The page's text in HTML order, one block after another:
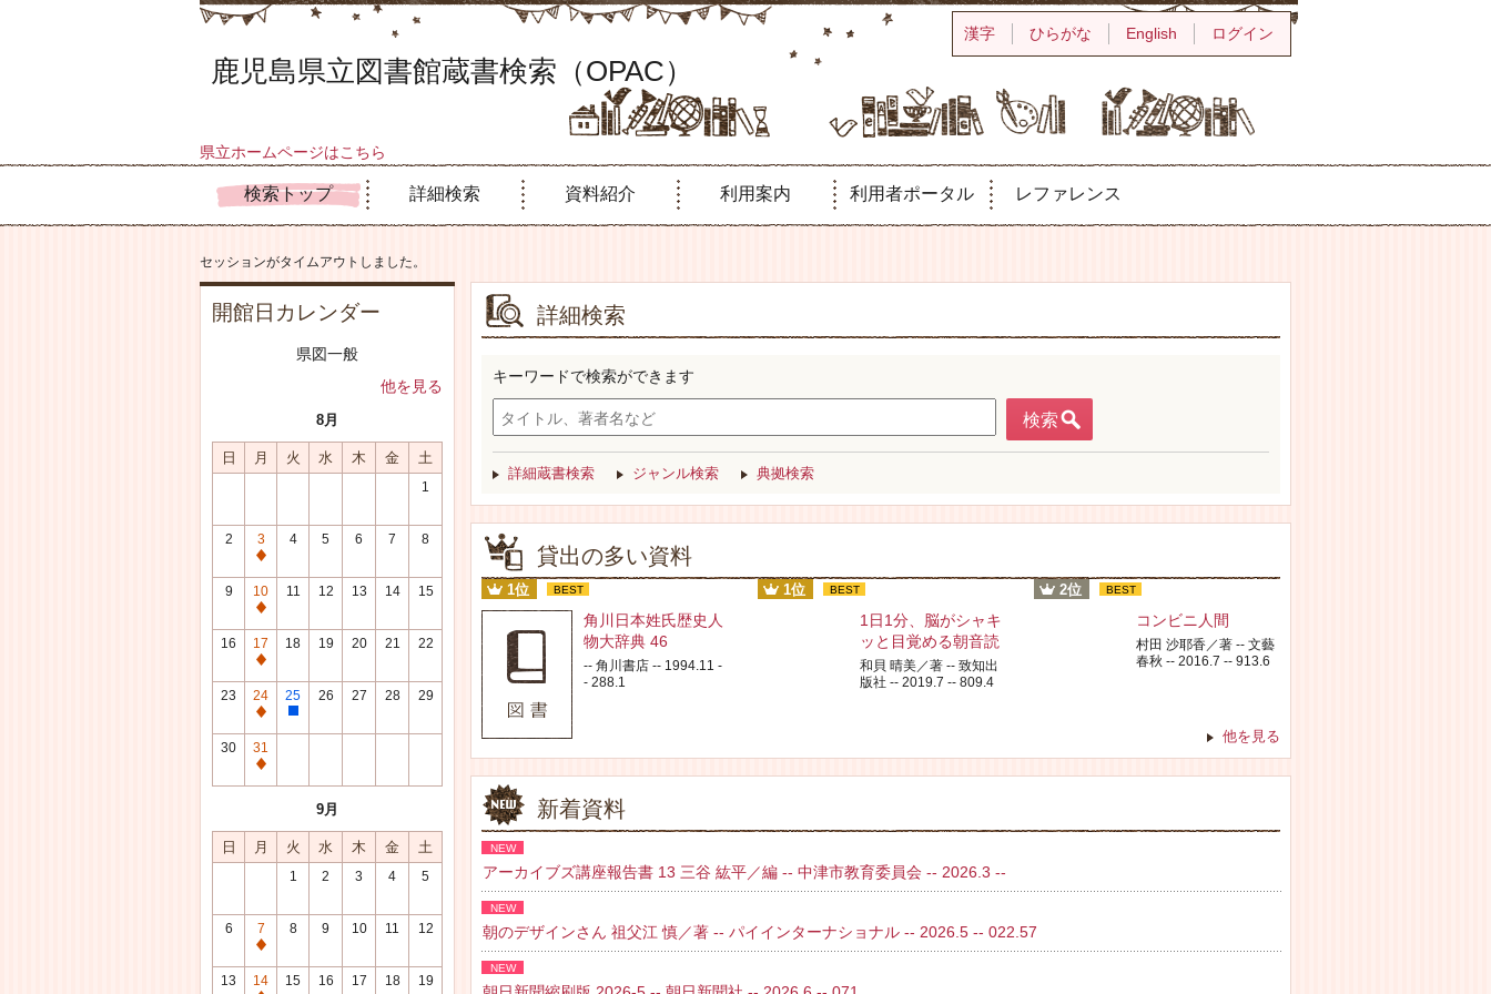
鹿児島県立図書館蔵書検索（OPAC）
県立ホームページはこちら
検索トップ 詳細検索 資料紹介 利用案内 利用者ポータル レファレンス
漢字 ひらがな English ログイン
セッションがタイムアウトしました。
開館日カレンダー
県図一般
他を見る
8月
日 月 火 水 木 金 土
1
2
3
通
常
休
館
日
4 5 6 7 8
9
10
通
常
休
館
日
11 12 13 14 15
16
17
通
常
休
館
日
18 19 20 21 22
23
24
通
常
休
館
25
整
修
26 27 28 29
30
31
通
館
日
9月
日 月 火 水 木 金 土
1 2 3 4 5
6
7
通
常
8 9 10 11 12
13 14 15 16 17 18 19
詳細検索
キーワードで検索ができます
検索
詳細蔵書検索 ジャンル検索 典拠検索
貸出の多い資料
1位 BEST
角川日本姓氏歴史人
物大辞典 46
-- 角川書店 -- 1994.11 -
- 288.1
1位 BEST
1日1分、脳がシャキ
ッと目覚める朝音読
和貝 晴美／著 -- 致知出
版社 -- 2019.7 -- 809.4
2位 BEST
コンビニ人間
村田 沙耶香／著 -- 文藝
春秋 -- 2016.7 -- 913.6
他を見る
新着資料
NEW
アーカイブズ講座報告書 13 三谷 紘平／編 -- 中津市教育委員会 -- 2026.3 --
NEW
朝のデザインさん 祖父江 慎／著 -- パイインターナショナル -- 2026.5 -- 022.57
NEW